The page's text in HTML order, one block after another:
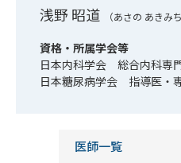
浅野 昭道 （あさの あきみち
資格・所属学会等
日本内科学会 総合内科専
日本糖尿病学会 指導医・
医師一覧